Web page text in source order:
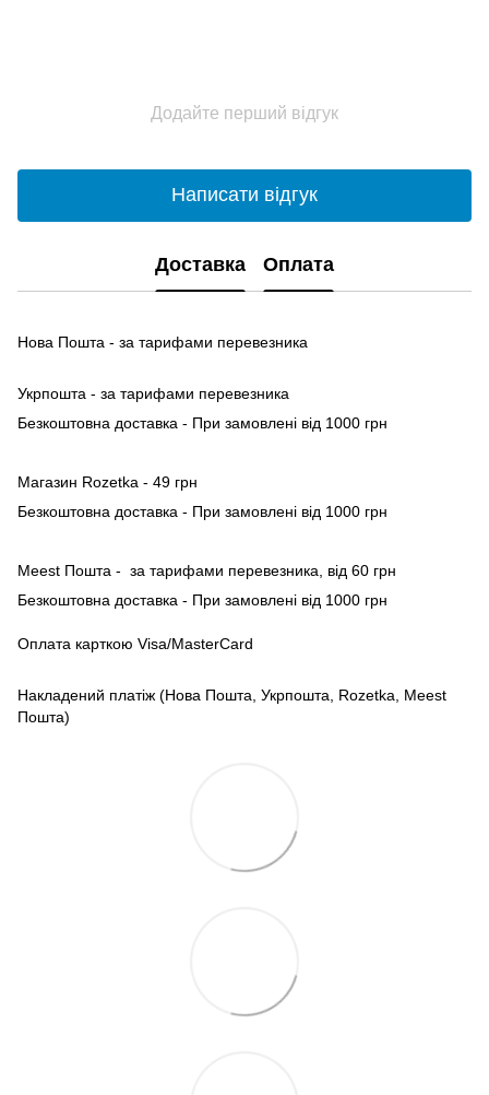
Додайте перший відгук
Написати відгук
Доставка Оплата
Нова Пошта - за тарифами перевезника
Укрпошта - за тарифами перевезника
Безкоштовна доставка - При замовлені від 1000 грн
Магазин Rozetka - 49 грн
Безкоштовна доставка - При замовлені від 1000 грн
Meest Пошта - за тарифами перевезника, від 60 грн
Безкоштовна доставка - При замовлені від 1000 грн
Оплата карткою Visa/MasterCard
Накладений платіж (Нова Пошта, Укрпошта, Rozetka, Meest
Пошта)